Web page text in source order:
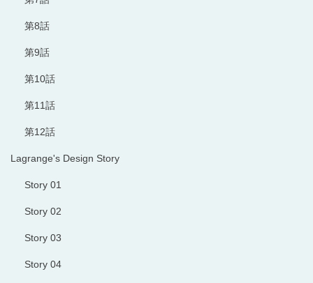
第8話
第9話
第10話
第11話
第12話
Lagrange's Design Story
Story 01
Story 02
Story 03
Story 04